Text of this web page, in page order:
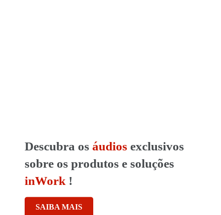
Descubra os áudios exclusivos
sobre os produtos e soluções
inWork !
SAIBA MAIS
COMPLETO
SAIBA MAIS
GESTÃO
RESIDÊNCIACOMPLETA
FATURAÇÃO